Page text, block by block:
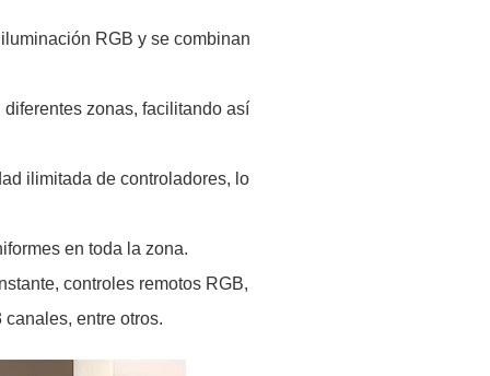
RGB y se combinan
zonas, facilitando así
ilimitada de controladores, lo
en toda la zona.
controles remotos RGB,
entre otros.